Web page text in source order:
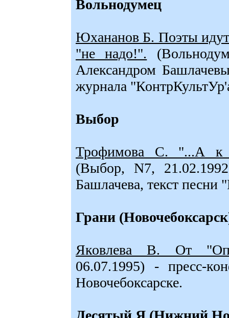
Вольнодумец
Юхананов Б. Поэты
"не надо!".
Александром
журнала
Выбор
Трофимова С. "...А к
(Выбор, N7,
Башлачева, текст песни
Грани
Яковлева В. От
06.07.1995) - пресс-
Новочебоксарске.